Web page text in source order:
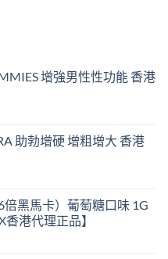
增強男性性功能 香港
助勃增硬 增粗增大 香港
黑馬卡）葡萄糖口味 1G
港代理正品】